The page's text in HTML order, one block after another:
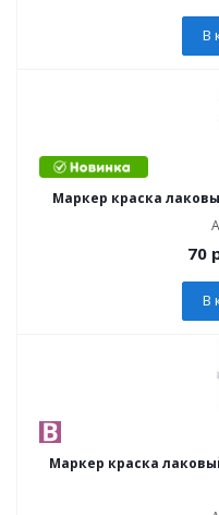
В
Маркер краска
70
В
Маркер краска